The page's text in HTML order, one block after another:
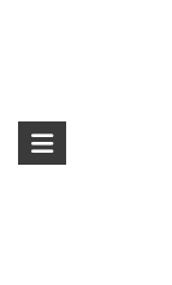
海外輸入
海外事業部が取り揃
ランド」をはじめ「
Plus